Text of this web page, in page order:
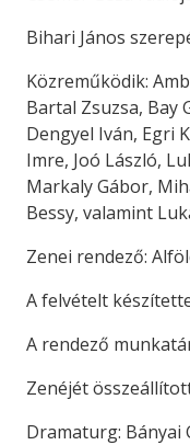
Bihari János
Közreműködik:
Bartal Zsuzsa, Bay
Dengyel Iván, Egri
Imre, Joó László,
Markaly Gábor,
Bessy, valamint
Zenei rendező:
A felvételt
A rendező
Zenéjét
Dramaturg: Bányai